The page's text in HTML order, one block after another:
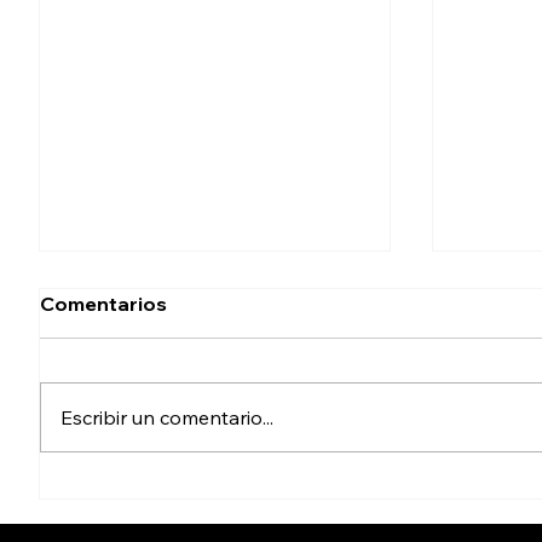
Comentarios
Escribir un comentario...